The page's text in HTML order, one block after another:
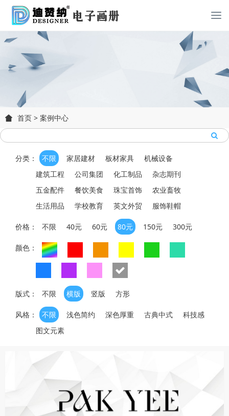
首页 > 案例中心
分类： 不限 家居建材 板材家具
机械设备
建筑工程
公司集团 化工制品
杂志期刊
五金配件
餐饮美食 珠宝首饰
农业畜牧
生活用品
学校教育 英文外贸 服饰鞋帽
价格： 不限 40元 60元 80元 150元 300元
颜色：
版式： 不限 横版 竖版 方形
风格： 不限 浅色简约 深色厚重 古典中式
科技感
图文元素